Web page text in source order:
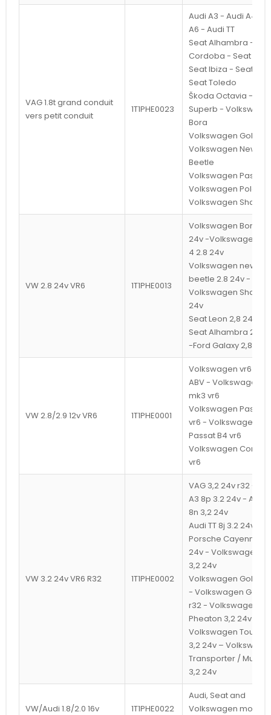
VAG 1.8t grand conduit
vers petit conduit
1T1PHE0023
Audi A3 - Audi A4 -
A6 - Audi TT
Seat Alhambra -
Cordoba - Seat Exeo
Seat Ibiza - Seat
Seat Toledo
Škoda Octavia -
Superb -
Bora
Volkswagen Golf -
Volkswagen New
Beetle
Volkswagen Passat
Volkswagen Polo –
Volkswagen Sharan
VW 2.8 24v VR6 1T1PHE0013
Volkswagen Bora 2.8
24v -Volkswagen
4 2.8 24v
Volkswagen new
beetle 2.8 24v -
Volkswagen Sharan
24v
Seat Leon 2,8 24v -
Seat Alhambra 2,8
-Ford Galaxy 2,8 24v
VW 2.8/2.9 12v VR6 1T1PHE0001
Volkswagen vr6 AAA
ABV - Volkswagen
mk3 vr6
Volkswagen Passat
vr6 - Volkswagen
Passat B4 vr6
Volkswagen
vr6
VW 3.2 24v VR6 R32 1T1PHE0002
VAG 3,2 24v r32 -
A3 8p 3.2 24v - Audi
8n 3,2 24v
Audi TT 8j 3.2 24v -
Porsche Cayenne
24v - Volkswagen
3,2 24v
Volkswagen Golf 4
- Volkswagen Golf 5
r32 - Volkswagen
Pheaton 3,2 24v
Volkswagen
3,2 24v –
Transporter /
3,2 24v
VW/Audi 1.8/2.0 16v 1T1PHE0022
Audi, Seat and
Volkswagen